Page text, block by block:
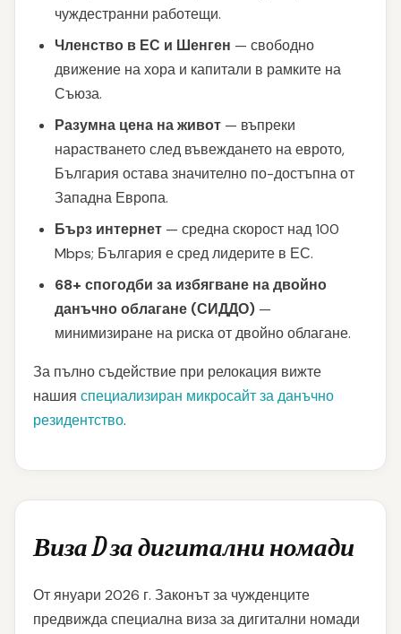
чуждестранни работещи.
Членство в ЕС и Шенген — свободно
движение на хора и капитали в рамките на
Съюза.
Разумна цена на живот — въпреки
нарастването след въвеждането на еврото,
България остава значително по-достъпна от
Западна Европа.
Бърз интернет — средна скорост над 100
Mbps; България е сред лидерите в ЕС.
68+ спогодби за избягване на двойно
данъчно облагане (СИДДО) —
минимизиране на риска от двойно облагане.
За пълно съдействие при релокация вижте
нашия специализиран микросайт за данъчно
резидентство.
Виза D за дигитални номади
От януари 2026 г. Законът за чужденците
предвижда специална виза за дигитални номади